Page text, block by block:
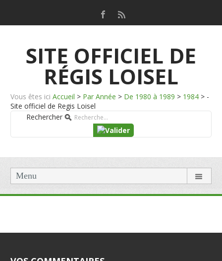
SITE OFFICIEL DE
RÉGIS LOISEL
Vous êtes ici Accueil > Par Année > De 1980 à 1989 > 1984 > -
Site officiel de Regis Loisel
Rechercher
Menu